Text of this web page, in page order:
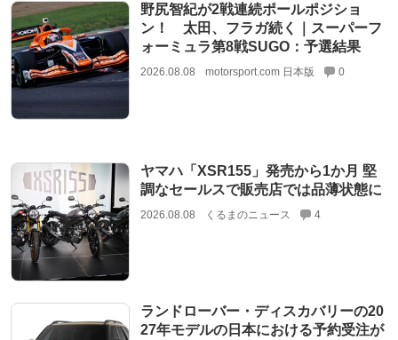
野尻智紀が2戦連続ポールポジショ
ン！ 太田、フラガ続く｜スーパーフ
ォーミュラ第8戦SUGO：予選結果
2026.08.08 motorsport.com 日本版 0
ヤマハ「XSR155」発売から1か月 堅
調なセールスで販売店では品薄状態に
2026.08.08 くるまのニュース 4
ランドローバー・ディスカバリーの20
27年モデルの日本における予約受注が